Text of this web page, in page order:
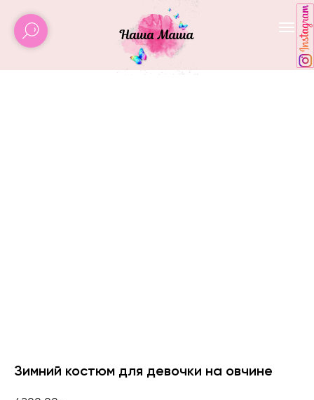
Зимний костюм для девочки на овчине